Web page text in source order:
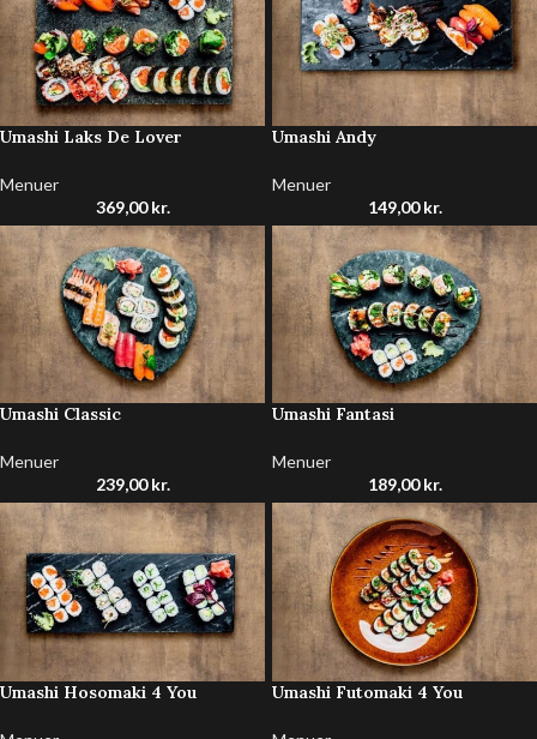
Umashi Laks De Lover
Menuer
369,00kr.
Umashi Andy
Menuer
149,00kr.
Umashi Classic
Menuer
239,00kr.
Umashi Fantasi
Menuer
189,00kr.
Umashi Hosomaki 4 You Umashi Futomaki 4 You